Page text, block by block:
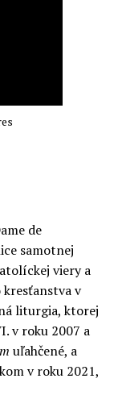
de
samotnej
viery a
v
liturgia, ktorej
v roku 2007 a
uľahčené, a
v roku 2021,